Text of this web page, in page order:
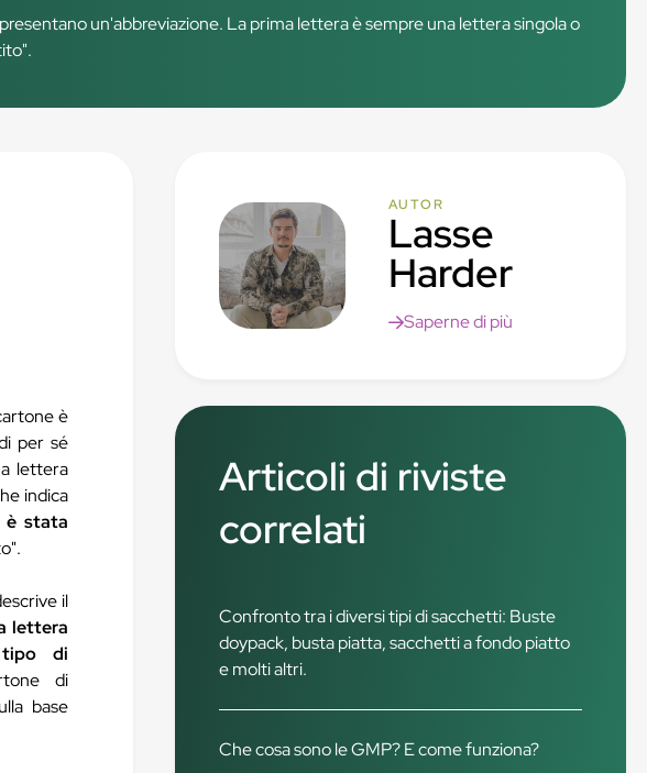
un'abbreviazione. La prima lettera è sempre una lettera singola o
è
per sé
lettera
indica
è stata
il
lettera
tipo di
di
base
AUTOR
Lasse
Harder
Saperne di più
Articoli di riviste
correlati
Confronto tra i diversi tipi di sacchetti: Buste
doypack, busta piatta, sacchetti a fondo piatto
e molti altri.
Che cosa sono le GMP? E come funziona?